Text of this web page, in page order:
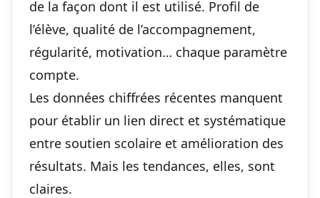
de la façon dont il est utilisé. Profil de
l’élève, qualité de l’accompagnement,
régularité, motivation… chaque paramètre
compte.
Les données chiffrées récentes manquent
pour établir un lien direct et systématique
entre soutien scolaire et amélioration des
résultats. Mais les tendances, elles, sont
claires.